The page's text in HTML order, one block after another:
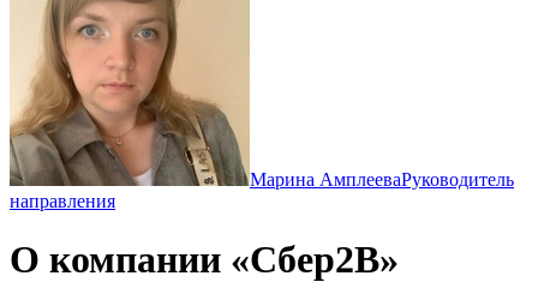
Марина АмплееваРуководитель
направления
О компании «Сбер2В»